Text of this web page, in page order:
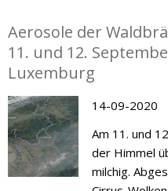
Aerosole der
11. und 12.
Luxemburg
14-09-2020
Am 11. und
der Himmel
milchig.